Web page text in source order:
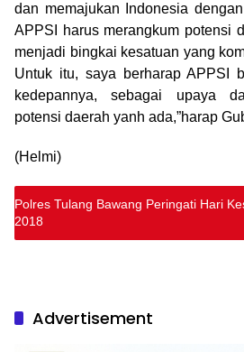
dan memajukan Indonesia
APPSI harus merangkum potensi
menjadi bingkai kesatuan yang
Untuk itu, saya berharap APPSI
kedepannya, sebagai upaya
potensi daerah yanh ada,”harap
(Helmi)
Polres Tulang Bawang Peringati Hari
2018
Advertisement